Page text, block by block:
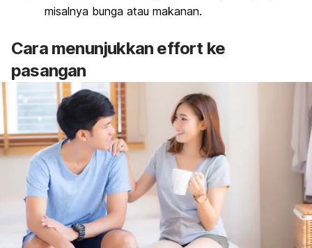
misalnya bunga atau makanan.
Cara menunjukkan effortke
pasangan